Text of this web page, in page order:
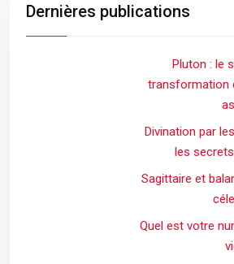
Dernières publications
Pluton : le
transformation
Divination par
les
Sagittaire et
Quel est votre